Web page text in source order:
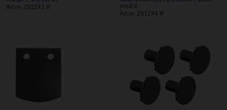
Art.nr. 291243 R
med 4
Art.nr. 291244 R